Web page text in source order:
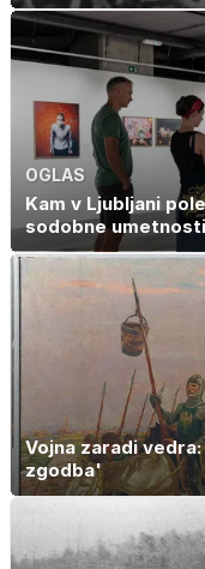
OGLAS
Kam v Ljubljani
sodobne
Vojna zaradi
zgodba'